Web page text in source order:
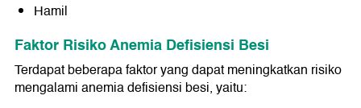
Hamil
Faktor Risiko Anemia Defisiensi Besi
Terdapat beberapa faktor yang dapat meningkatkan risiko
mengalami anemia defisiensi besi, yaitu: